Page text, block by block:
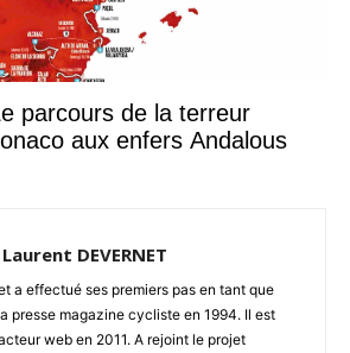
parcours de la terreur
aux enfers Andalous
Laurent DEVERNET
a effectué ses premiers pas en tant que
presse magazine cycliste en 1994. Il est
web en 2011. A rejoint le projet